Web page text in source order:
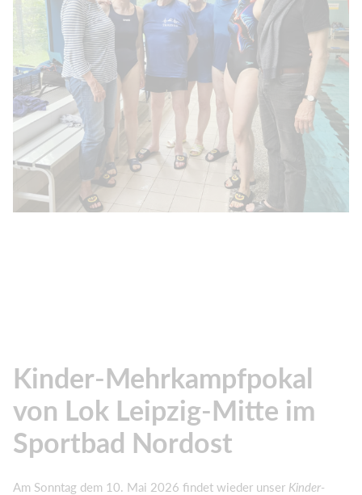
Kinder-Mehrkampfpokal
von Lok Leipzig-Mitte im
Sportbad Nordost
Am Sonntag dem 10. Mai 2026 findet wieder unser Kinder-